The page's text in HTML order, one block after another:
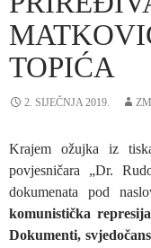
TOPIĆA
2. SIJEČNJA 2019.
Krajem ožujka iz
povjesničara „Dr.
dokumenata pod
komunistička
Dokumenti,